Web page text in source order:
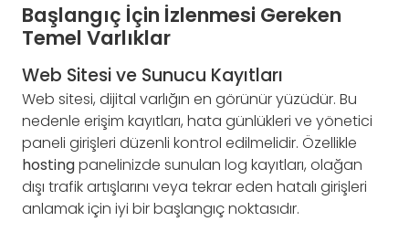
Başlangıç İçin İzlenmesi Gereken
Temel Varlıklar
Web Sitesi ve Sunucu Kayıtları
Web sitesi, dijital varlığın en görünür yüzüdür. Bu
nedenle erişim kayıtları, hata günlükleri ve yönetici
paneli girişleri düzenli kontrol edilmelidir. Özellikle
hostingpanelinizde sunulan log kayıtları, olağan
dışı trafik artışlarını veya tekrar eden hatalı girişleri
anlamak için iyi bir başlangıç noktasıdır.